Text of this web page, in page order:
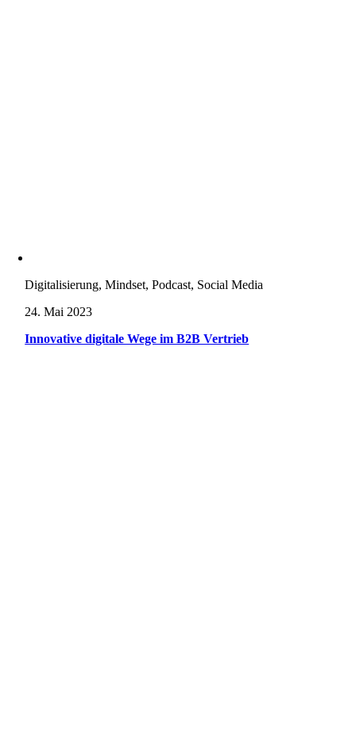
Digitalisierung, Mindset, Podcast, Social Media
24. Mai 2023
Innovative digitale Wege im B2B Vertrieb